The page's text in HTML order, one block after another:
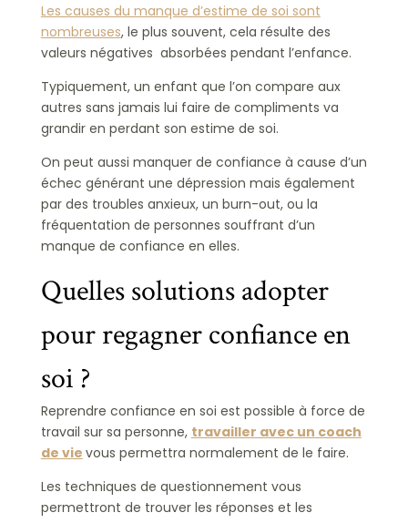
Les causes du manque d’estime de soi sont
nombreuses, le plus souvent, cela résulte des
valeurs négatives absorbées pendant l’enfance.
Typiquement, un enfant que l’on compare aux
autres sans jamais lui faire de compliments va
grandir en perdant son estime de soi.
On peut aussi manquer de confiance à cause d’un
échec générant une dépression mais également
par des troubles anxieux, un burn-out, ou la
fréquentation de personnes souffrant d’un
manque de confiance en elles.
Quelles solutions adopter
pour regagner confiance en
soi ?
Reprendre confiance en soi est possible à force de
travail sur sa personne, travailler avec un coach
de vie vous permettra normalement de le faire.
Les techniques de questionnement vous
permettront de trouver les réponses et les